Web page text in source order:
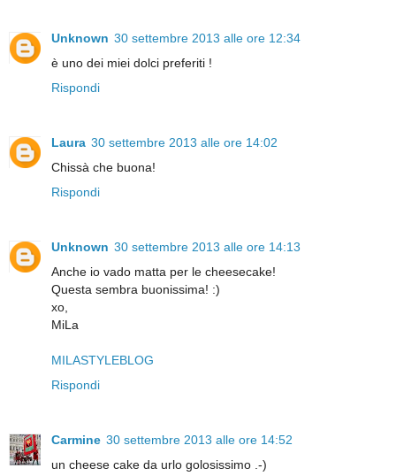
Unknown 30 settembre 2013 alle ore 12:34
è uno dei miei dolci preferiti !
Rispondi
Laura 30 settembre 2013 alle ore 14:02
Chissà che buona!
Rispondi
Unknown 30 settembre 2013 alle ore 14:13
Anche io vado matta per le cheesecake!
Questa sembra buonissima! :)
xo,
MiLa
MILASTYLEBLOG
Rispondi
Carmine 30 settembre 2013 alle ore 14:52
un cheese cake da urlo golosissimo .-)